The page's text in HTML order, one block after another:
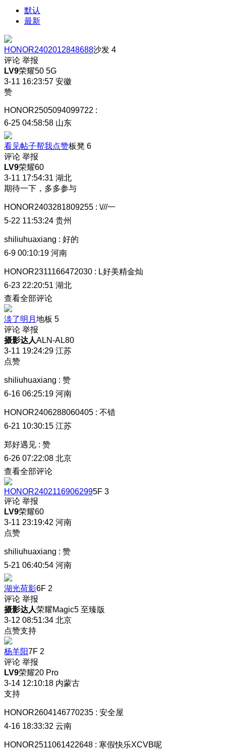
默认
最新
HONOR2402012848688沙发 4
评论 举报
LV9荣耀50 5G
3-11 16:23:57 安徽
赞
HONOR2505094099722 :
6-25 04:58:58 山东
看见帖子帮我点赞板凳 6
评论 举报
LV9荣耀60
3-11 17:54:31 湖北
期待一下，多多参与
HONOR2403281809255 : \///一
5-22 11:53:24 贵州
shiliuhuaxiang : 好的
6-9 00:10:19 河南
HONOR2311166472030 : L好美精金灿
6-23 22:20:51 湖北
查看全部评论
淡了明月 地板 5
评论 举报
摄影达人ALN-AL80
3-11 19:24:29 江苏
点赞
shiliuhuaxiang : 赞
6-16 06:25:19 河南
HONOR2406288060405 : 不错
6-21 10:30:15 江苏
郑好遇见 : 赞
6-26 07:22:08 北京
查看全部评论
HONOR24021169062995F 3
评论 举报
LV9荣耀60
3-11 23:19:42 河南
点赞
shiliuhuaxiang : 赞
5-21 06:40:54 河南
湖光荷影6F 2
评论 举报
摄影达人荣耀Magic5 至臻版
3-12 08:51:34 北京
点赞支持
杨羊阳7F 2
评论 举报
LV9荣耀20 Pro
3-14 12:10:18 内蒙古
支持
HONOR2604146770235 : 安全屋
4-16 18:33:32 云南
HONOR2511061422648 : 寒假快乐XCVB呢